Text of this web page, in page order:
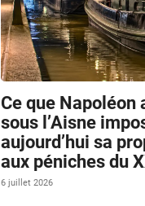
Ce que Napoléon
sous l’Aisne
aujourd’hui sa
aux péniches du
6 juillet 2026